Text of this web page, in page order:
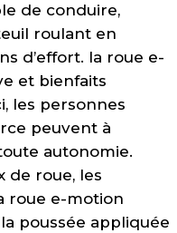
de conduire,
roulant en
d’effort. la roue e-
et bienfaits
les personnes
peuvent à
autonomie.
de roue, les
roue e-motion
poussée appliquée